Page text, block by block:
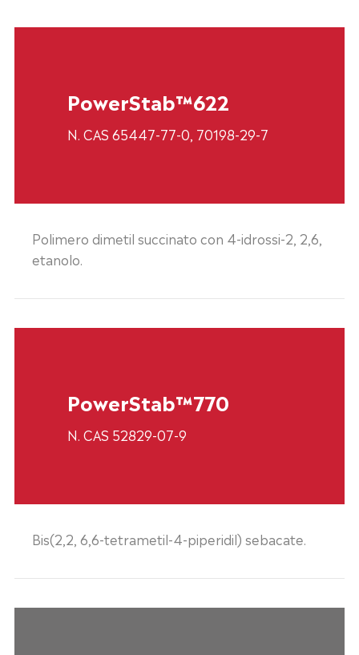
PowerStab™622
N. CAS 65447-77-0, 70198-29-7
Polimero dimetil succinato con 4-idrossi-2, 2,6,
etanolo.
PowerStab™770
N. CAS 52829-07-9
Bis(2,2, 6,6-tetrametil-4-piperidil) sebacate.